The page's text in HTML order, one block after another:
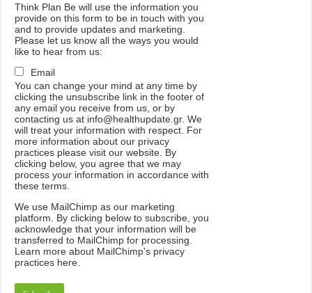
Think Plan Be will use the information you
provide on this form to be in touch with you
and to provide updates and marketing.
Please let us know all the ways you would
like to hear from us:
Email
You can change your mind at any time by
clicking the unsubscribe link in the footer of
any email you receive from us, or by
contacting us at info@healthupdate.gr. We
will treat your information with respect. For
more information about our privacy
practices please visit our website. By
clicking below, you agree that we may
process your information in accordance with
these terms.
We use MailChimp as our marketing
platform
By clicking below to subscribe ,you
acknowledge that your information will be
transferred to MailChimp for processing
Learn more about MailChimp's privacy
practices here